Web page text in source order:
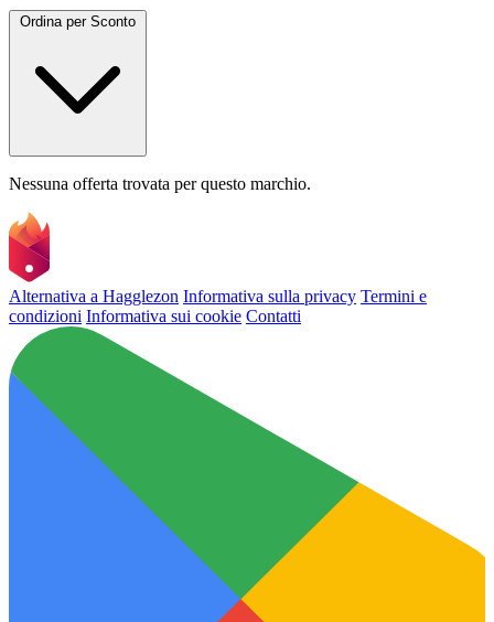
Ordina per Sconto
Nessuna offerta trovata per questo marchio.
Alternativa a Hagglezon Informativa sulla privacy Termini e
condizioni Informativa sui cookie Contatti